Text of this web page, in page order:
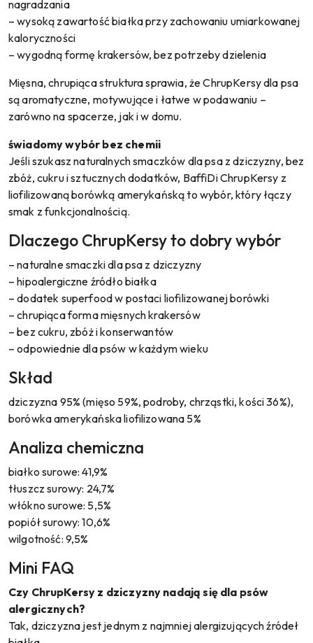
nagradzania
– wysoką zawartość białka przy zachowaniu umiarkowanej
kaloryczności
– wygodną formę krakersów, bez potrzeby dzielenia
Mięsna, chrupiąca struktura sprawia, że ChrupKersy dla psa
są aromatyczne, motywujące i łatwe w podawaniu –
zarówno na spacerze, jak i w domu.
świadomy wybór bez chemii
Jeśli szukasz naturalnych smaczków dla psa z dziczyzny, bez
zbóż, cukru i sztucznych dodatków, BaffiDi ChrupKersy z
liofilizowaną borówką amerykańską to wybór, który łączy
smak z funkcjonalnością.
Dlaczego ChrupKersy to dobry wybór
– naturalne smaczki dla psa z dziczyzny
– hipoalergiczne źródło białka
– dodatek superfood w postaci liofilizowanej borówki
– chrupiąca forma mięsnych krakersów
– bez cukru, zbóż i konserwantów
– odpowiednie dla psów w każdym wieku
Skład
dziczyzna 95% (mięso 59%, podroby, chrząstki, kości 36%),
borówka amerykańska liofilizowana 5%
Analiza chemiczna
białko surowe: 41,9%
tłuszcz surowy: 24,7%
włókno surowe: 5,5%
popiół surowy: 10,6%
wilgotność: 9,5%
Mini FAQ
Czy ChrupKersy z dziczyzny nadają się dla psów
alergicznych?
Tak, dziczyzna jest jednym z najmniej alergizujących źródeł